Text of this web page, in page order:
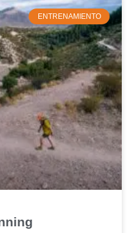
ENTRENAMIENTO